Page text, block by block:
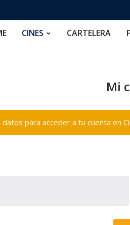
CINES CARTELERA
Mi
para acceder a tu cuenta en